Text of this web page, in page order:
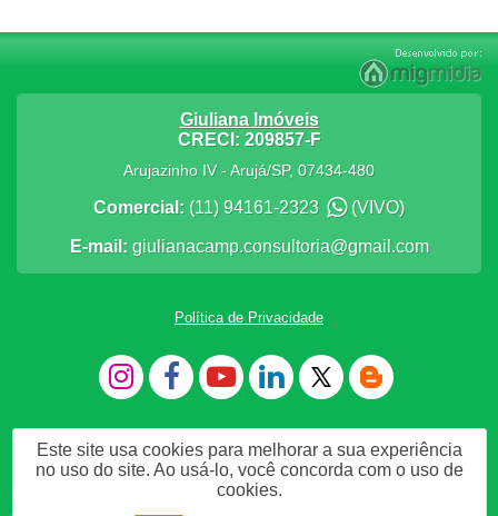
Me Chame no WhatsApp
Giuliana Imóveis
CRECI: 209857-F
Arujazinho IV-Arujá/SP, 07434-480
Comercial: (11) 94161-2323 (VIVO)
E-mail: giulianacamp.consultoria@gmail.com
Política de Privacidade
Este site usa cookies para melhorar a sua experiência
no uso do site. Ao usá-lo, você concorda com o uso de
cookies.